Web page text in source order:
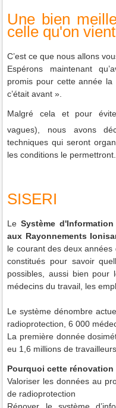
Une bien
celle qu'on
C’est ce que nous allons
Espérons maintenant
promis pour cette année
c’était avant ».
Malgré cela et pour
vagues), nous avons
techniques qui seront
les conditions le permettront.
SISERI
LeSystème
aux Rayonnements
le courant des deux
constitués pour savoir
possibles, aussi bien pour
médecins du travail, les
Le système dénombre
radioprotection, 6 000
La première donnée
eu 1,6 millions de
Pourquoi cette rénovation
Valoriser les données au
de radioprotection
Rénover le système